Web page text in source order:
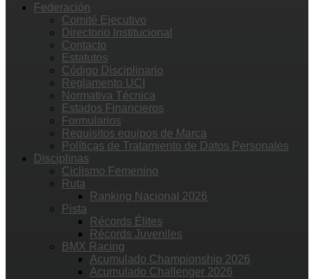
Federación
Comité Ejecutivo
Directorio Institucional
Contacto
Estatutos
Código Disciplinario
Reglamento UCI
Normativa Técnica
Estados Financieros
Formularios
Requisitos equipos de Marca
Políticas de Tratamiento de Datos Personales
Disciplinas
Ciclismo Femenino
Ruta
Ranking Nacional 2026
Pista
Récords Élites
Récords Juveniles
BMX Racing
Acumulado Championship 2026
Acumulado Challenger 2026